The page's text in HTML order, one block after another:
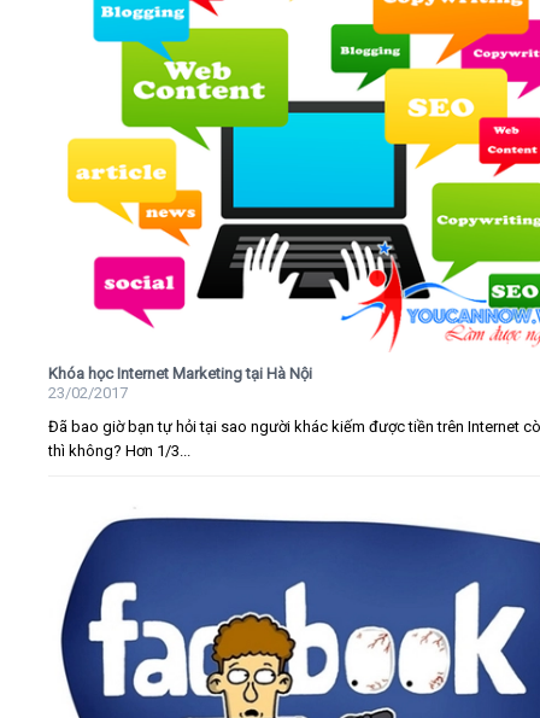
Khóa học Internet Marketing tại Hà Nội
23/02/2017
Đã bao giờ bạn tự hỏi tại sao người khác kiếm được tiền trên Internet
thì không? Hơn 1/3...